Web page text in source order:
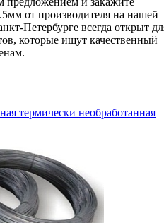
от производителя на нашей
Петербурге всегда открыт
которые ищут качественный
термически необработанная